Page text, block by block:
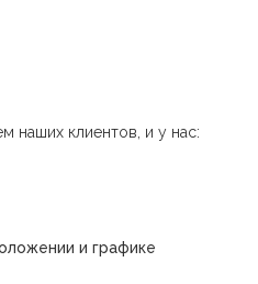
наших клиентов, и у нас:
и графике